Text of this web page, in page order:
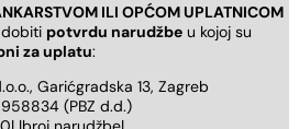
ILI OPĆOM UPLATNICOM
potvrdu narudžbe u kojoj su
za uplatu:
Garićgradska 13, Zagreb
(PBZ d.d.)